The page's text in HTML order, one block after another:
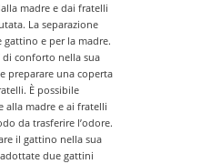
madre e dai fratelli
La separazione
e per la madre.
di conforto nella sua
preparare una coperta
È possibile
alla madre e ai fratelli
da trasferire l’odore.
il gattino nella sua
due gattini